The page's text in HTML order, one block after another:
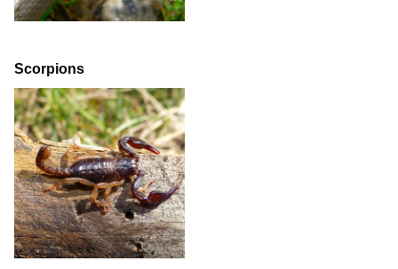
Scorpions